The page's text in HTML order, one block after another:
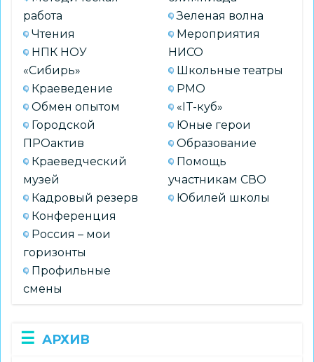
работа
Чтения
НПК НОУ
«Сибирь»
Краеведение
Обмен опытом
Городской
ПРОактив
Краеведческий
музей
Кадровый резерв
Конференция
Россия – мои
горизонты
Профильные
смены
Зеленая волна
Мероприятия
НИСО
Школьные театры
РМО
«IT-куб»
Юные герои
Образование
Помощь
участникам СВО
Юбилей школы
АРХИВ